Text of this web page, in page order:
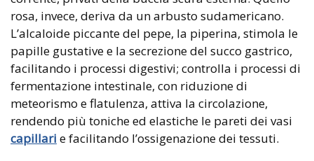
rosa, invece, deriva da un arbusto sudamericano.
L’alcaloide piccante del pepe, la piperina, stimola le
papille gustative e la secrezione del succo gastrico,
facilitando i processi digestivi; controlla i processi di
fermentazione intestinale, con riduzione di
meteorismo e flatulenza, attiva la circolazione,
rendendo più toniche ed elastiche le pareti dei vasi
capillari e facilitando l’ossigenazione dei tessuti.